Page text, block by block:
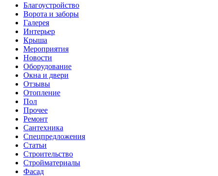
Благоустройство
Ворота и заборы
Галерея
Интерьер
Крыша
Мероприятия
Новости
Оборудование
Окна и двери
Отзывы
Отопление
Пол
Прочее
Ремонт
Сантехника
Спецпредложения
Статьи
Строительство
Стройматериалы
Фасад